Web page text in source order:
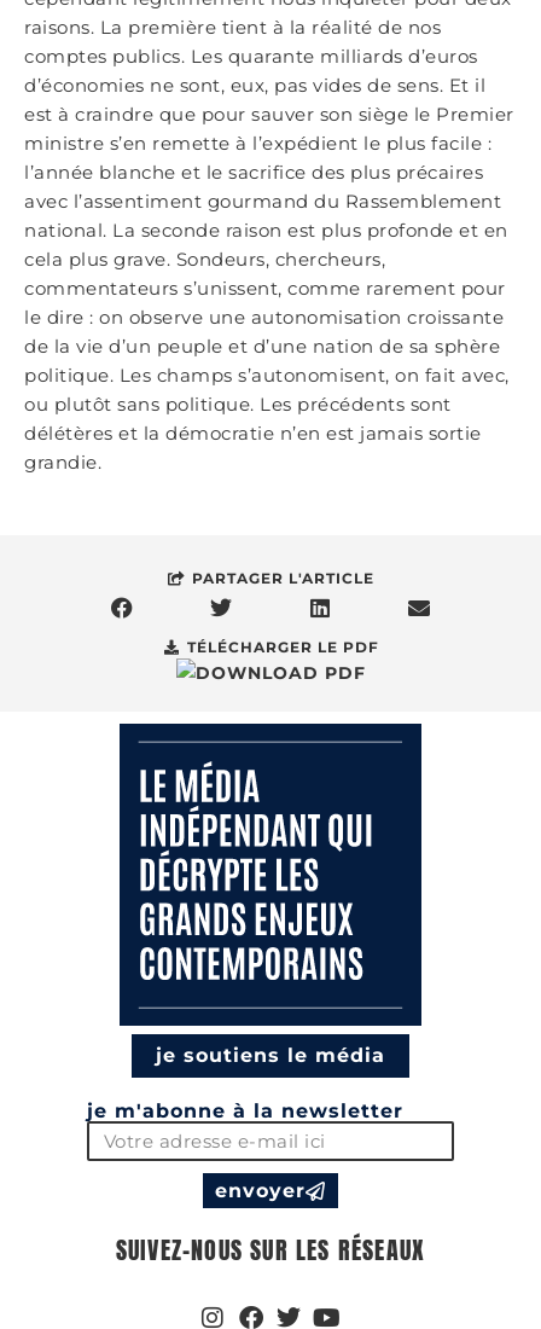
raisons. La première tient à la réalité de nos
comptes publics. Les quarante milliards d’euros
d’économies ne sont, eux, pas vides de sens. Et il
est à craindre que pour sauver son siège le Premier
ministre s’en remette à l’expédient le plus facile :
l’année blanche et le sacrifice des plus précaires
avec l’assentiment gourmand du Rassemblement
national. La seconde raison est plus profonde et en
cela plus grave. Sondeurs, chercheurs,
commentateurs s’unissent, comme rarement pour
le dire : on observe une autonomisation croissante
de la vie d’un peuple et d’une nation de sa sphère
politique. Les champs s’autonomisent, on fait avec,
ou plutôt sans politique. Les précédents sont
délétères et la démocratie n’en est jamais sortie
grandie.
PARTAGER L'ARTICLE
TÉLÉCHARGER LE PDF
je soutiens le média
je m'abonne à la newsletter
envoyer
SUIVEZ-NOUS SUR LES RÉSEAUX